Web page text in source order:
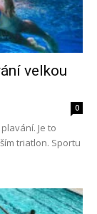
velkou
0
Je to
triatlon. Sportu